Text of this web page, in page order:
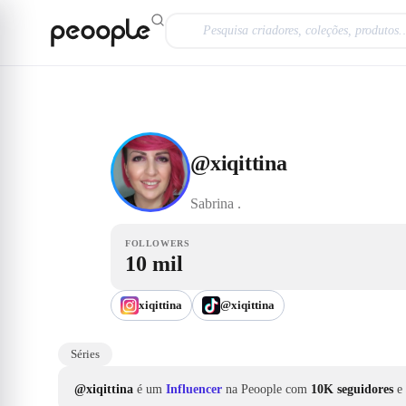
@xiqittina
Sabrina .
FOLLOWERS
10 mil
xiqittina @xiqittina
Séries
@xiqittina é um Influencer na Peoople com 10K seguidores e